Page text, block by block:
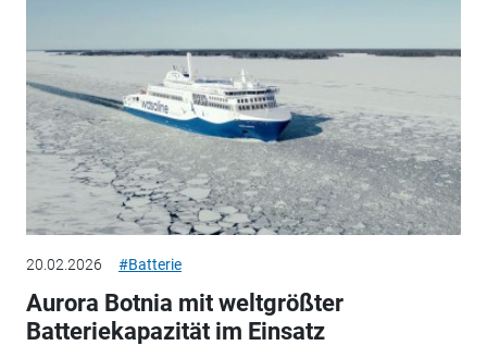
20.02.2026 #Batterie
Aurora Botnia mit weltgrößter
Batteriekapazität im Einsatz